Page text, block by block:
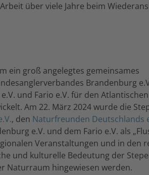
über viele Jahre beim
ein groß angelegtes gemeinsames
Brandenburg
und Fario e.V. für den
Am 22. März 2024 wurde die
, den Naturfreunden Deutschlands
e.V. und dem Fario e.V. als
Veranstaltungen und in den
und kulturelle Bedeutung der
Naturraum hingewiesen werden.